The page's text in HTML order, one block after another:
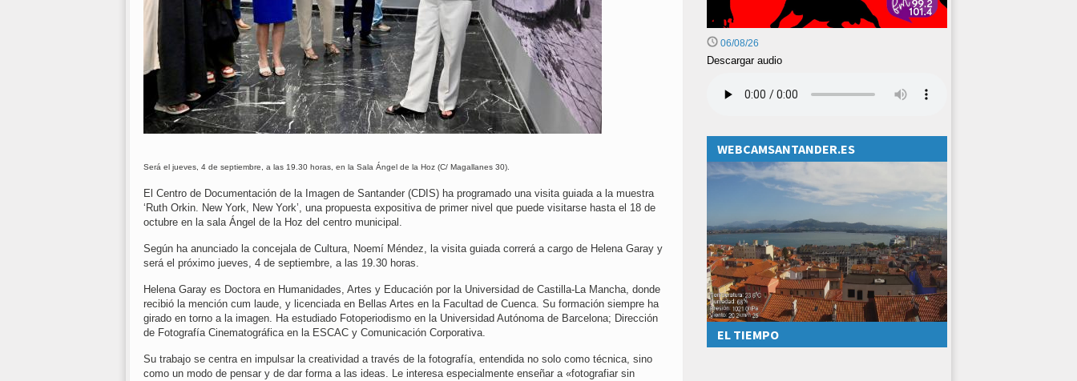
Será el jueves, 4 de septiembre, a las 19.30 horas, en la Sala Ángel de la Hoz (C/ Magallanes 30).
El Centro de Documentación de la Imagen de Santander (CDIS) ha programado una visita guiada a la muestra
‘Ruth Orkin. New York, New York’, una propuesta expositiva de primer nivel que puede visitarse hasta el 18 de
octubre en la sala Ángel de la Hoz del centro municipal.
Según ha anunciado la concejala de Cultura, Noemí Méndez, la visita guiada correrá a cargo de Helena Garay y
será el próximo jueves, 4 de septiembre, a las 19.30 horas.
Helena Garay es Doctora en Humanidades, Artes y Educación por la Universidad de Castilla-La Mancha, donde
recibió la mención cum laude, y licenciada en Bellas Artes en la Facultad de Cuenca. Su formación siempre ha
girado en torno a la imagen. Ha estudiado Fotoperiodismo en la Universidad Autónoma de Barcelona; Dirección
de Fotografía Cinematográfica en la ESCAC y Comunicación Corporativa.
Su trabajo se centra en impulsar la creatividad a través de la fotografía, entendida no solo como técnica, sino
como un modo de pensar y de dar forma a las ideas. Le interesa especialmente enseñar a «fotografiar sin
06/08/26
Descargar audio
WEBCAMSANTANDER.ES
EL TIEMPO